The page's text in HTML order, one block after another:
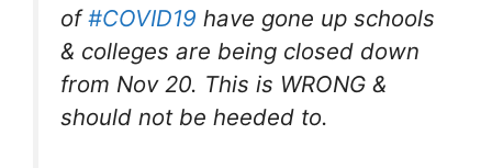
of#COVID19 have gone up schools
& colleges are being closed down
from Nov 20. This is WRONG &
should not be heeded to.